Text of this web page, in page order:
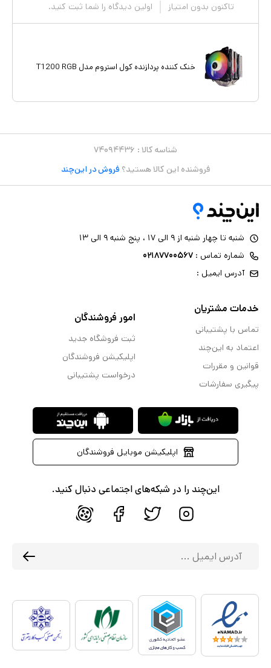
تاکنون بدون امتیاز اولین دیدگاه را شما ثبت کنید.
خنک کننده پردازنده کول استروم مدل T1200 RGB
شناسه کالا : ۷۴۰۹۴۴۳۶
فروشنده این کالا هستید؟ فروش در این‌چند
شنبه تا چهار شنبه از ۹ الی ۱۷ ، پنج شنبه ۹ الی ۱۳
شماره تماس : ۰۲۱۸۷۷۰۰۵۶۷
آدرس ایمیل :
خدمات مشتریان
تماس با پشتیبانی
اعتماد به این‌چند
قوانین و مقررات
پیگیری سفارشات
امور فروشندگان
ثبت فروشگاه جدید
اپلیکیشن فروشندگان
درخواست پشتیبانی
اپلیکیشن موبایل فروشندگان
این‌چند را در شبکه‌های اجتماعی دنبال کنید.